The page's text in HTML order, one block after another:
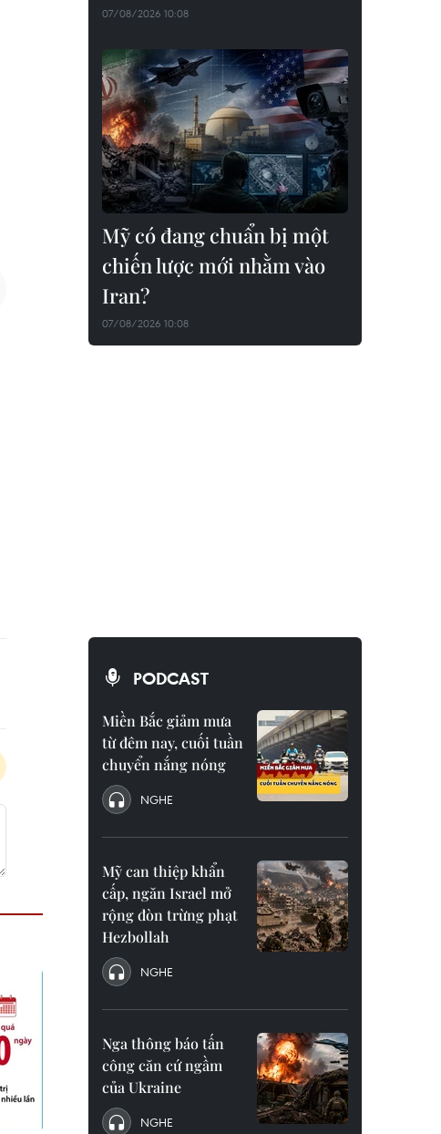
07/08/2026 10:08
Mỹ có đang chuẩn bị một
chiến lược mới nhằm vào
Iran?
07/08/2026 10:08
PODCAST
Miền Bắc giảm mưa
từ đêm nay, cuối tuần
chuyển nắng nóng
NGHE
Mỹ can thiệp khẩn
cấp, ngăn Israel mở
rộng đòn trừng phạt
Hezbollah
NGHE
Nga thông báo tấn
công căn cứ ngầm
của Ukraine
NGHE